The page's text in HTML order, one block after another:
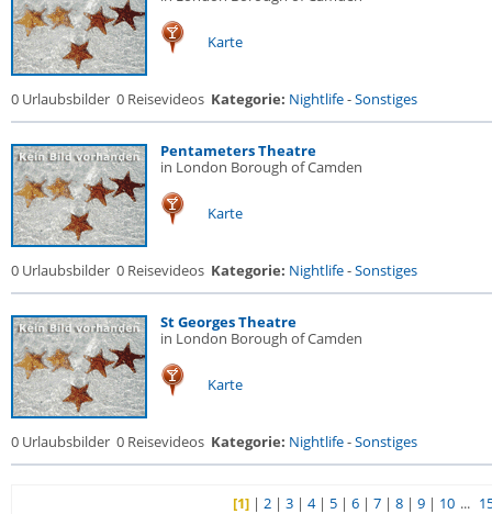
Karte
0 Urlaubsbilder 0 Reisevideos Kategorie: Nightlife-Sonstiges
Pentameters Theatre
in London Borough of Camden
Karte
0 Urlaubsbilder 0 Reisevideos Kategorie: Nightlife-Sonstiges
St Georges Theatre
in London Borough of Camden
Karte
0 Urlaubsbilder 0 Reisevideos Kategorie: Nightlife-Sonstiges
[1]| 2| 3| 4| 5| 6| 7| 8| 9| 10 ...